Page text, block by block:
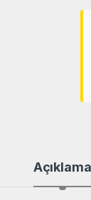
Açıklama